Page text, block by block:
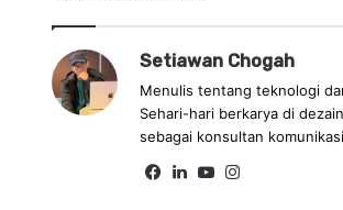
Setiawan Chogah
Menulis tentang teknologi
Sehari-hari berkarya di
sebagai konsultan
Fa Lin Yo